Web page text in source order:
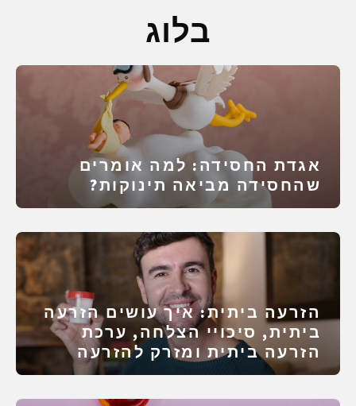
בלוג
אגדת החסידה: למה אומרים
שהחסידה מביאה תינוקות?
הזרעה ביתית: איך עושים הזרעה
ביתית, סיכויי הצלחה, ערכת
הזרעה ביתית ומזרק להזרעה
ביתית